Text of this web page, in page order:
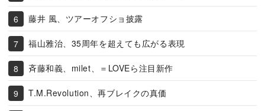
藤井 風、ツアーオフショ披露
福山雅治、35周年を超えても広がる表現
斉藤和義、milet、＝LOVEら注目新作
T.M.Revolution、再ブレイクの真価